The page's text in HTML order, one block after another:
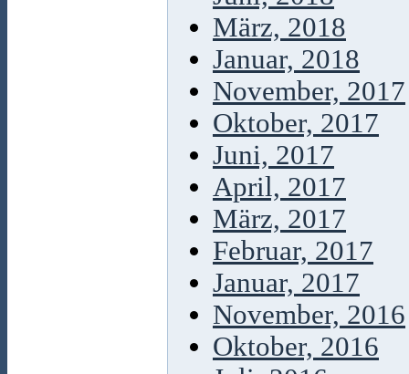
März, 2018
Januar, 2018
November, 2017
Oktober, 2017
Juni, 2017
April, 2017
März, 2017
Februar, 2017
Januar, 2017
November, 2016
Oktober, 2016